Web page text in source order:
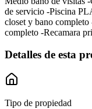
de servicio -Piscina
closet y bano completo
completo -Recamara
Detalles de esta
Tipo de propiedad